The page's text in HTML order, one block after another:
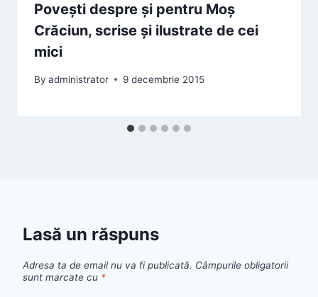
Povești despre și pentru Moș
Crăciun, scrise și ilustrate de cei
mici
By administrator 9 decembrie 2015
Lasă un răspuns
Adresa ta de email nu va fi publicată. Câmpurile obligatorii
sunt marcate cu *